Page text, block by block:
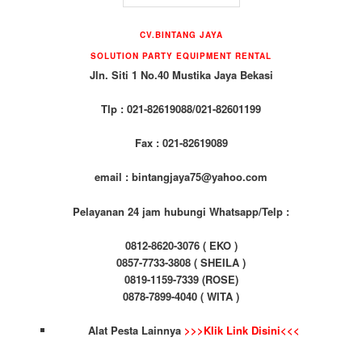
CV.BINTANG JAYA
SOLUTION PARTY EQUIPMENT RENTAL
Jln. Siti 1 No.40 Mustika Jaya Bekasi
Tlp : 021-82619088/021-82601199
Fax : 021-82619089
email : bintangjaya75@yahoo.com
Pelayanan 24 jam hubungi Whatsapp/Telp :
0812-8620-3076 ( EKO )
0857-7733-3808 ( SHEILA )
0819-1159-7339 (ROSE)
0878-7899-4040 ( WITA )
Alat Pesta Lainnya >>>Klik Link Disini<<<